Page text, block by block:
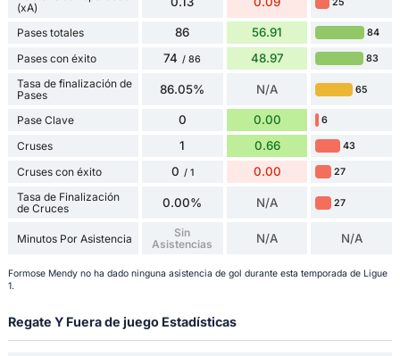
(xA)
Pases totales 86 56.91 84
Pases con éxito 74 / 86 48.97 83
Tasa de finalización de
Pases
86.05% N/A 65
Pase Clave 0 0.00 6
Cruses 1 0.66 43
Cruses con éxito 0 / 1 0.00 27
Tasa de Finalización
de Cruces
0.00% N/A 27
Minutos Por Asistencia
Sin
Asistencias
N/A N/A
Formose Mendy no ha dado ninguna asistencia de gol durante esta temporada de Ligue
1.
Regate Y Fuera de juego Estadísticas